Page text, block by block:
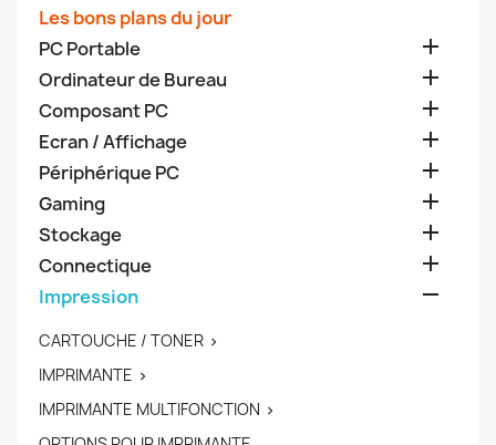
Les bons plans du jour
PC Portable

Ordinateur de Bureau 
Composant PC 
Ecran / Affichage 
Périphérique PC 
Gaming 
Stockage 
Connectique 
Impression 
CARTOUCHE / TONER 
IMPRIMANTE 
IMPRIMANTE MULTIFONCTION 